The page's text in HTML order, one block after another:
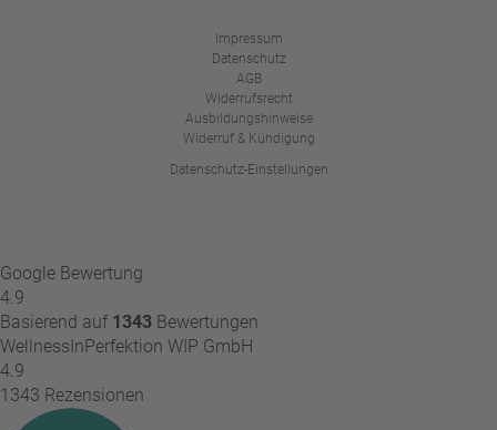
Impressum
Datenschutz
AGB
Widerrufsrecht
Ausbildungshinweise
Widerruf & Kündigung
Datenschutz-Einstellungen
Google Bewertung
4.9
Basierend auf 1343 Bewertungen
WellnessInPerfektion WIP GmbH
4.9
1343 Rezensionen